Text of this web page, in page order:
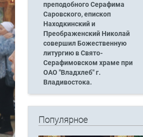
преподобного Серафима
Саровского, епископ
Находкинский и
Преображенский Николай
совершил Божественную
литургию в Свято-
Серафимовском храме при
ОАО "Владхлеб" г.
Владивостока.
Популярное